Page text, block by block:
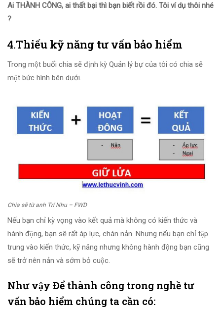
Ai THÀNH CÔNG, ai thất bại thì bạn biết rồi đó. Tôi ví dụ thôi nhé
?
4.Thiếu kỹ năng tư vấn bảo hiểm
Trong một buổi chia sẽ định kỳ Quản lý bự của tôi có chia sẽ
một bức hình bên dưới.
Chia sẽ từ anh Trí Nhu – FWD
Nếu bạn chỉ kỳ vọng vào kết quả mà không có kiến thức và
hành động, bạn sẽ rất áp lực, chán nản. Nhưng nếu bạn chỉ tập
trung vào kiến thức, kỹ năng nhưng không hành động bạn cũng
sẽ trở nên nản và sớm bỏ cuộc.
Như vậy Để thành công trong nghề tư
vấn bảo hiểm chúng ta cần có: